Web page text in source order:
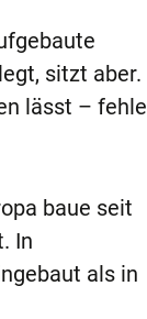
sitzt aber.
lässt – fehle
baue seit
In
als in